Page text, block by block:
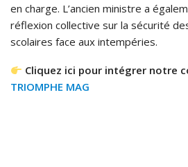
en charge. L’ancien ministre a
réflexion collective sur la sécurité
scolaires face aux intempéries.
Cliquez ici pour intégrer notre
TRIOMPHE MAG